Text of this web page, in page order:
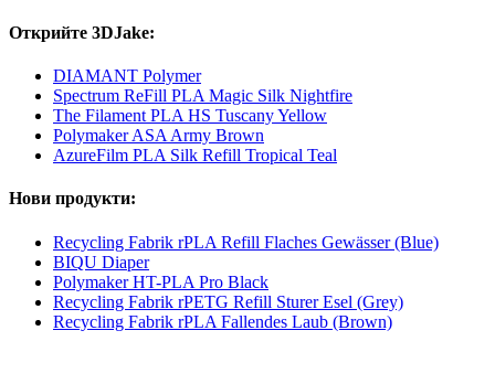
Открийте 3DJake:
DIAMANT Polymer
Spectrum ReFill PLA Magic Silk Nightfire
The Filament PLA HS Tuscany Yellow
Polymaker ASA Army Brown
AzureFilm PLA Silk Refill Tropical Teal
Нови продукти:
Recycling Fabrik rPLA Refill Flaches Gewässer (Blue)
BIQU Diaper
Polymaker HT-PLA Pro Black
Recycling Fabrik rPETG Refill Sturer Esel (Grey)
Recycling Fabrik rPLA Fallendes Laub (Brown)